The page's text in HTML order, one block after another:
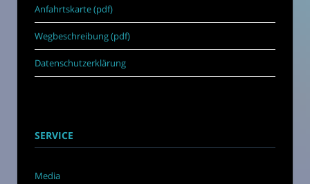
Anfahrtskarte (pdf)
Wegbeschreibung (pdf)
Datenschutzerklärung
SERVICE
Media